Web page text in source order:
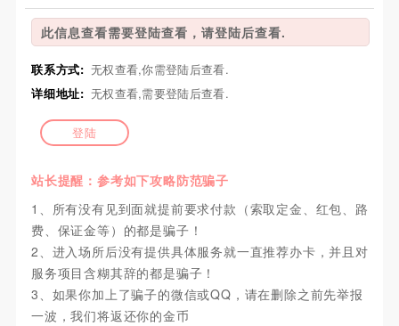
此信息查看需要登陆查看，请登陆后查看.
联系方式: 无权查看,你需登陆后查看.
详细地址: 无权查看,需要登陆后查看.
登陆
站长提醒：参考如下攻略防范骗子
1、所有没有见到面就提前要求付款（索取定金、红包、路
费、保证金等）的都是骗子！
2、进入场所后没有提供具体服务就一直推荐办卡，并且对
服务项目含糊其辞的都是骗子！
3、如果你加上了骗子的微信或QQ，请在删除之前先举报
一波，我们将返还你的金币